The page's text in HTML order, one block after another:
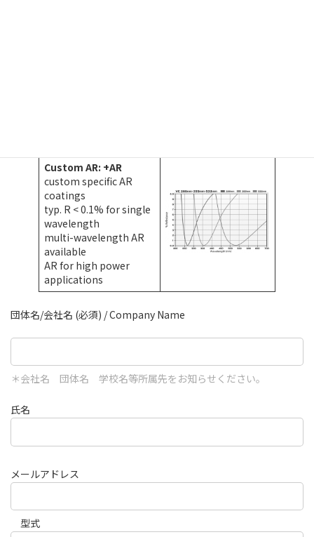
Custom AR: +AR
custom specific AR
coatings
typ. R < 0.1% for single
wavelength
multi-wavelength AR
available
AR for high power
applications
団体名/会社名 (必須) / Company Name
＊会社名 団体名 学校名等所属先をお知らせください。
氏名
メールアドレス
型式